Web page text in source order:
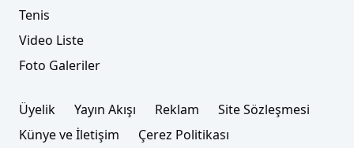
Tenis
Video Liste
Foto Galeriler
Üyelik Yayın Akışı Reklam
Site Sözleşmesi
Künye ve İletişim
Çerez Politikası